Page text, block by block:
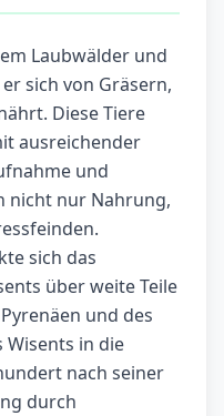
Laubwälder und
sich von Gräsern,
Diese Tiere
ausreichender
und
nicht nur Nahrung,
sich das
über weite Teile
und des
Wisents in die
nach seiner
durch